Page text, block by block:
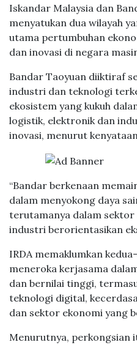
Iskandar Malaysia dan
menyatukan dua wilayah
utama pertumbuhan
dan inovasi di negara
Bandar Taoyuan diiktiraf
industri dan teknologi
ekosistem yang kukuh
logistik, elektronik dan
inovasi, menurut
“Bandar berkenaan
dalam menyokong daya
terutamanya dalam
industri berorientasikan
IRDA memaklumkan
meneroka kerjasama
dan bernilai tinggi,
teknologi digital,
dan sektor ekonomi yang
Menurutnya, perkongsian